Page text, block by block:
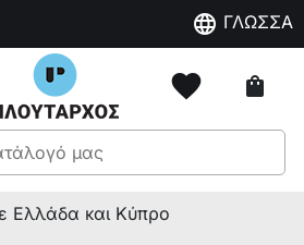
language ΓΛΩΣΣΑ
favorite shopping_bag
Ελλάδα και Κύπρο